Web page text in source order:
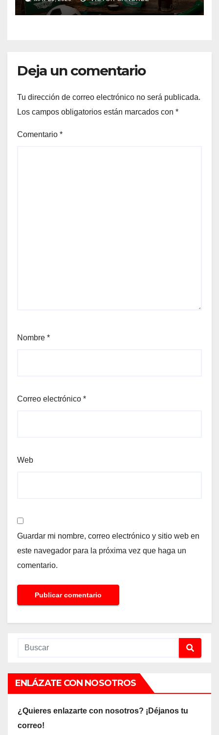
Deja un comentario
Tu dirección de correo electrónico no será publicada.
Los campos obligatorios están marcados con *
Comentario *
Nombre *
Correo electrónico *
Web
Guardar mi nombre, correo electrónico y sitio web en
este navegador para la próxima vez que haga un
comentario.
ENLÁZATE CON NOSOTROS
¿Quieres enlazarte con nosotros? ¡Déjanos tu
correo!